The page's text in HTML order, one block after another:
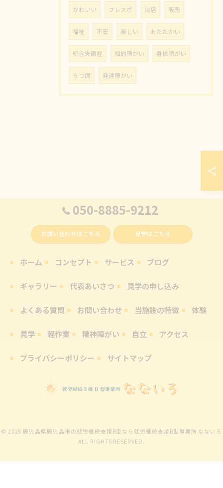
かわいい フレスポ 出店 販売
福祉 不安 楽しい あたたかい
統合失調症 知的障がい 身体障がい
うつ病 発達障がい
050-8885-9212
お問い合わせはこちら 見学はこちら
ホーム コンセプト サービス ブログ
ギャラリー 代表あいさつ 見学の申し込み
よくある質問 お問い合わせ 当施設の特徴 体験
見学 軽作業 精神障がい 自立 アクセス
プライバシーポリシー サイトマップ
© 2026 鹿児島県鹿児島市の就労継続支援B型なら就労継続支援B型事業所 なないろ
ALL RIGHTS RESERVED.